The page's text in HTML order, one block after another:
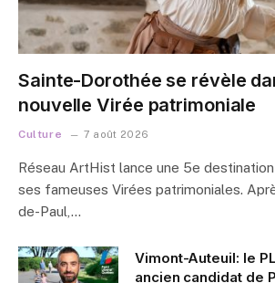
Sainte-Dorothée se révèle
nouvelle Virée patrimoniale
Culture 7 août 2026
Réseau ArtHist lance une 5e
ses fameuses Virées patrimoniales.
de-Paul,…
Vimont-Auteuil: le
ancien candidat de